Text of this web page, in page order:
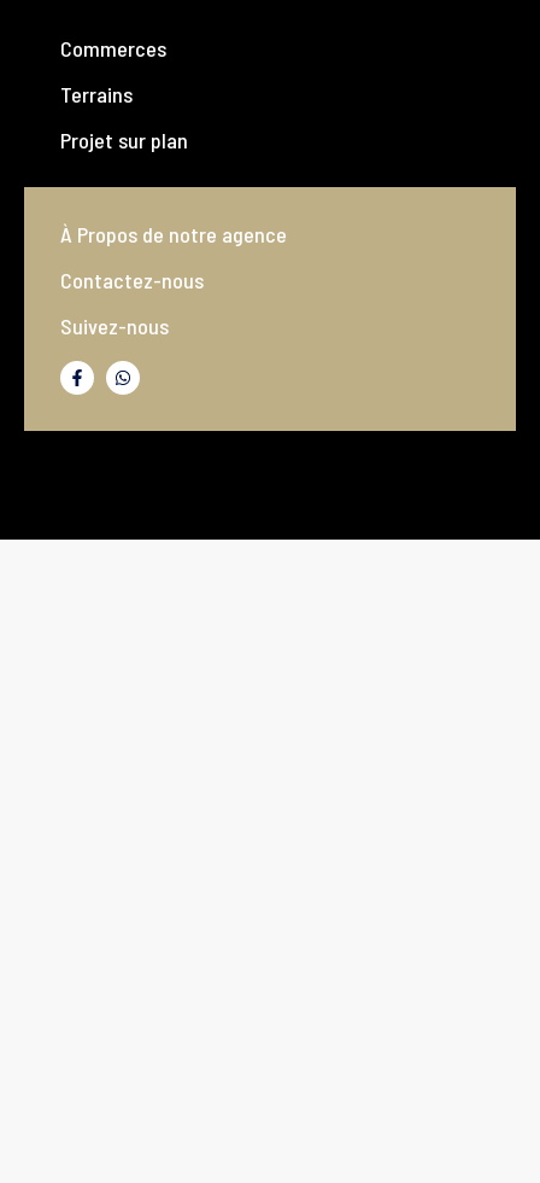
Commerces
Terrains
Projet sur plan
À Propos de notre agence
Contactez-nous
Suivez-nous